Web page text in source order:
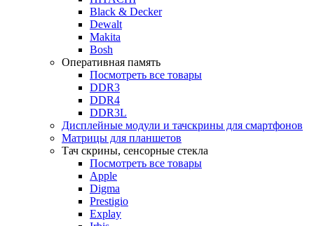
Black & Decker
Dewalt
Makita
Bosh
Оперативная память
Посмотреть все товары
DDR3
DDR4
DDR3L
Дисплейные модули и тачскрины для смартфонов
Матрицы для планшетов
Тач скрины, сенсорные стекла
Посмотреть все товары
Apple
Digma
Prestigio
Explay